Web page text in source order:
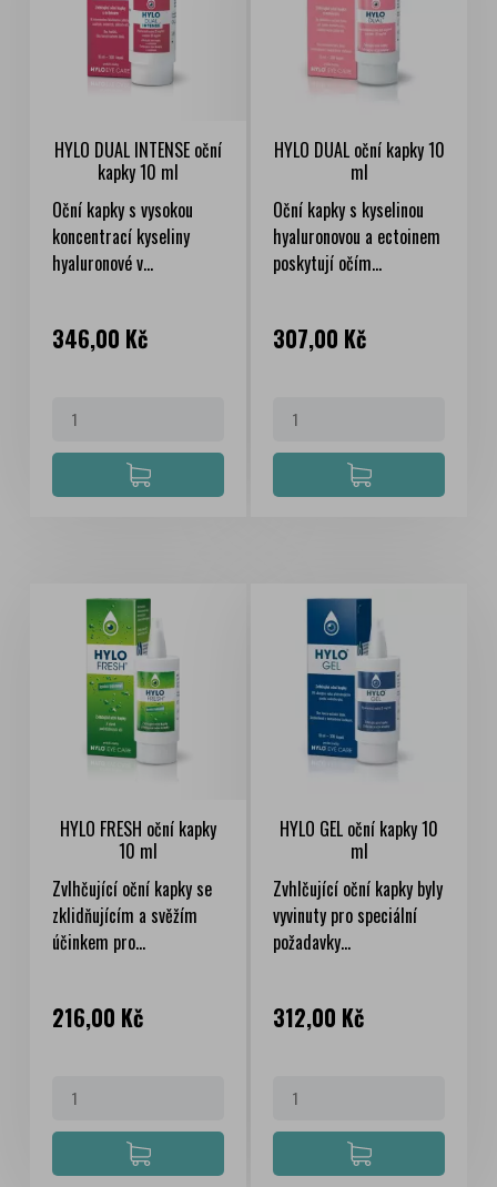
HYLO DUAL INTENSE oční
kapky 10 ml
Oční kapky s vysokou
koncentrací kyseliny
hyaluronové v...
Cena
346,00 Kč
HYLO DUAL oční kapky 10
ml
Oční kapky s kyselinou
hyaluronovou a ectoinem
poskytují očím...
Cena
307,00 Kč
HYLO FRESH oční kapky
10 ml
Zvlhčující oční kapky se
zklidňujícím a svěžím
účinkem pro...
Cena
216,00 Kč
HYLO GEL oční kapky 10
ml
Zvhlčující oční kapky byly
vyvinuty pro speciální
požadavky...
Cena
312,00 Kč